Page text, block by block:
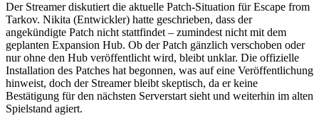
Der Streamer diskutiert die aktuelle Patch-Situation für Escape from
Tarkov. Nikita (Entwickler) hatte geschrieben, dass der
angekündigte Patch nicht stattfindet – zumindest nicht mit dem
geplanten Expansion Hub. Ob der Patch gänzlich verschoben oder
nur ohne den Hub veröffentlicht wird, bleibt unklar. Die offizielle
Installation des Patches hat begonnen, was auf eine Veröffentlichung
hinweist, doch der Streamer bleibt skeptisch, da er keine
Bestätigung für den nächsten Serverstart sieht und weiterhin im alten
Spielstand agiert.